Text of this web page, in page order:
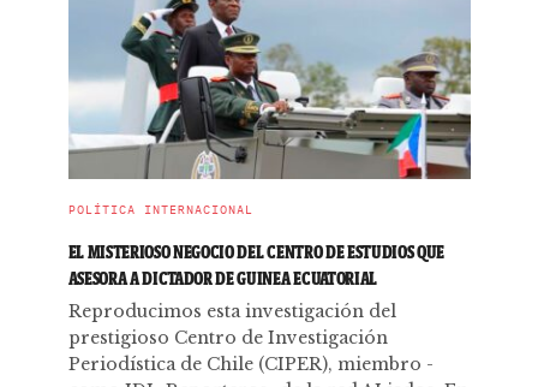
POLÍTICA INTERNACIONAL
EL MISTERIOSO NEGOCIO DEL CENTRO DE ESTUDIOS QUE
ASESORA A DICTADOR DE GUINEA ECUATORIAL
Reproducimos esta investigación del
prestigioso Centro de Investigación
Periodística de Chile (CIPER), miembro -